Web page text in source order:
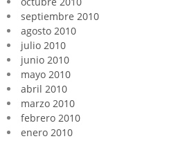
septiembre 2010
agosto 2010
julio 2010
junio 2010
mayo 2010
abril 2010
marzo 2010
febrero 2010
enero 2010